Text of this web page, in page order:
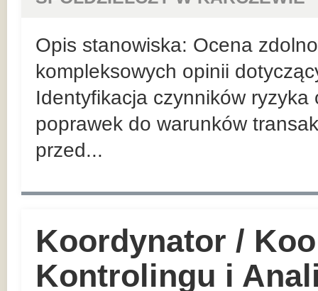
Opis stanowiska: Ocena
kompleksowych opinii
Identyfikacja czynników
poprawek do warunków
przed...
Koordynator /
Kontrolingu i